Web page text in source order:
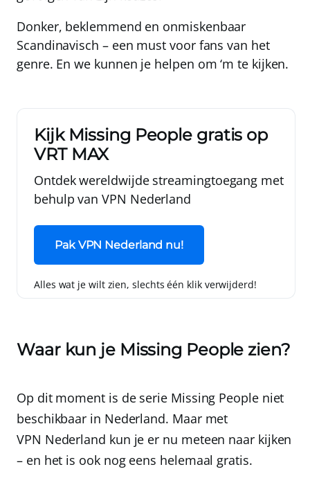
Donker, beklemmend en onmiskenbaar
Scandinavisch – een must voor fans van het
genre. En we kunnen je helpen om ‘m te kijken.
Kijk Missing People gratis op
VRT MAX
Ontdek wereldwijde streamingtoegang met
behulp vanVPN Nederland
Pak VPN Nederland nu!
Alles wat je wilt zien, slechts één klik verwijderd!
Waar kun je Missing People zien?
Op dit moment is de serie Missing People niet
beschikbaar in Nederland. Maar met
VPN Nederland kun je er nu meteen naar kijken
– en het is ook nog eens helemaal gratis.